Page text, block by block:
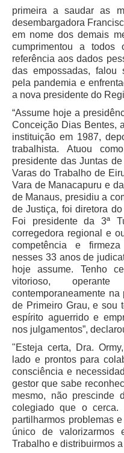
Portal dos
Pequeno Valor
Programa
Protocolo
Suspensão e
Busca Geral
Portal de Doações
Estatísticas
Pesquisa de metas
Acessibilidade
Editais de
Pontos de Inclusão
Monitoramento do
Conexão Inclusiva
Inscrições
Informe de
Notícias
Todas as Notícias
Buscar Notícias
Comunicados
Campanhas
Galeria de Fotos
primeira a saudar as
desembargadora
em nome dos demais
cumprimentou a todos
referência aos dados
das empossadas, falou
pela pandemia e
a nova presidente do
“Assume hoje a
Conceição Dias Bentes,
instituição em 1987,
trabalhista. Atuou
presidente das Juntas
Varas do Trabalho de
Vara de Manacapuru e
de Manaus, presidiu a
de Justiça, foi diretora
Foi presidente da 3ª
corregedora regional e
competência e
nesses 33 anos de
hoje assume. Tenho
vitorioso,
contemporaneamente
de Primeiro Grau, e sou
espírito aguerrido e
nos julgamentos”,
"Esteja certa, Dra.
lado e prontos para
consciência e
gestor que sabe
mesmo, não prescinde
colegiado que o cerca.
partilharmos problemas
único de valorizarmos
Trabalho e distribuirmos